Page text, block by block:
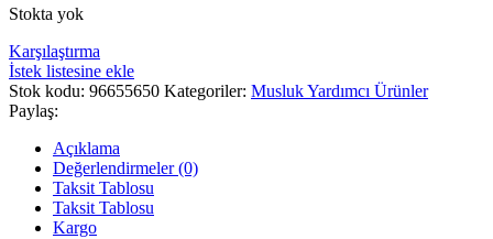
Stokta yok
Karşılaştırma
İstek listesine ekle
Stok kodu: 96655650 Kategoriler: Musluk Yardımcı Ürünler
Paylaş:
Açıklama
Değerlendirmeler (0)
Taksit Tablosu
Taksit Tablosu
Kargo